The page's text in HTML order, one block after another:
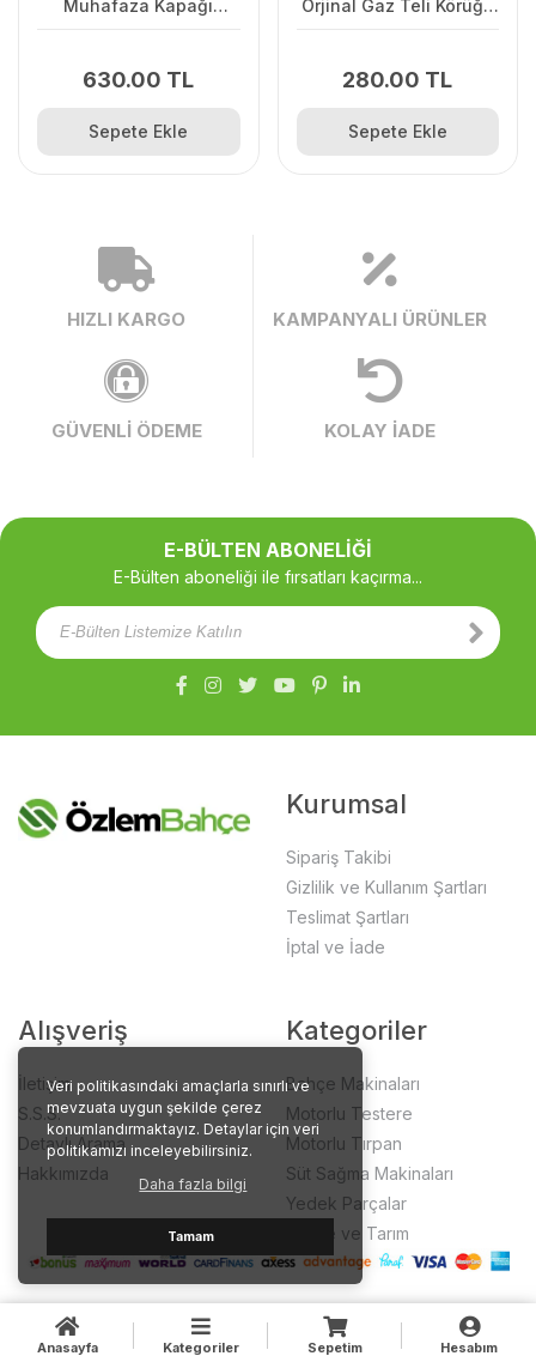
Veri politikasındaki amaçlarla sınırlı ve
mevzuata uygun şekilde çerez
konumlandırmaktayız. Detaylar için veri
politikamızı inceleyebilirsiniz.
Daha fazla bilgi
Tamam
Muhafaza Kapağı
630.00 TL
Sepete Ekle
Orjinal Gaz Teli Körüğü
280.00 TL
Sepete Ekle
HIZLI KARGO KAMPANYALI ÜRÜNLER
GÜVENLİ ÖDEME KOLAY İADE
E-BÜLTEN ABONELİĞİ
E-Bülten aboneliği ile fırsatları kaçırma...
Kurumsal
Sipariş Takibi
Gizlilik ve Kullanım Şartları
Teslimat Şartları
İptal ve İade
Alışveriş
İletişim
S.S.S.
Detaylı Arama
Hakkımızda
Kategoriler
Bahçe Makinaları
Motorlu Testere
Motorlu Tırpan
Süt Sağma Makinaları
Yedek Parçalar
Bahçe ve Tarım
Anasayfa Kategoriler Sepetim Hesabım